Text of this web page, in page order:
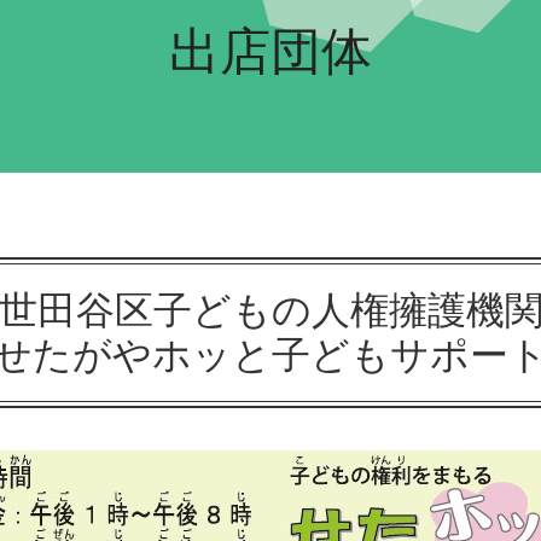
出店団体
田谷区子どもの人権擁護機
たがやホッと子どもサポー